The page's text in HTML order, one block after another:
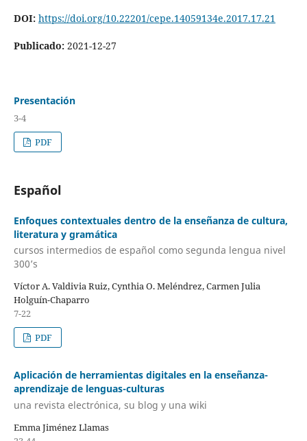
DOI: https://doi.org/10.22201/cepe.14059134e.2017.17.21
Publicado: 2021-12-27
Presentación
3-4
PDF
Español
Enfoques contextuales dentro de la enseñanza de cultura,
literatura y gramática
cursos intermedios de español como segunda lengua nivel
300’s
Víctor A. Valdivia Ruiz, Cynthia O. Meléndrez, Carmen Julia
Holguín-Chaparro
7-22
PDF
Aplicación de herramientas digitales en la enseñanza-
aprendizaje de lenguas-culturas
una revista electrónica, su blog y una wiki
Emma Jiménez Llamas